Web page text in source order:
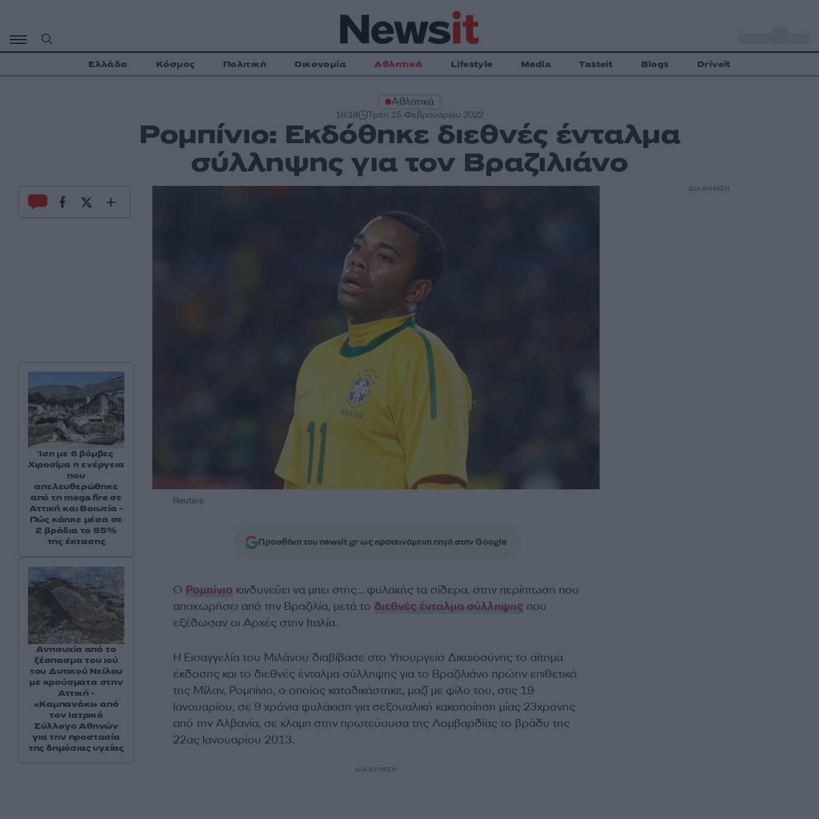
περιεχόμενο
Ελλάδα Κόσμος Πολιτική Οικονομία Αθλητικά Lifestyle Media Tasteit Blogs Driveit
Αθλητικά
16:18 Τρίτη 15 Φεβρουαρίου 2022
Ρομπίνιο: Εκδόθηκε διεθνές ένταλμα
σύλληψης για τον Βραζιλιάνο
Reuters
Προσθήκη του newsit.gr ως προτεινόμενη πηγή στην Google
Ο Ρομπίνιο κινδυνεύει να μπει στης… φυλακής τα σίδερα, στην περίπτωση που
αποχωρήσει από την Βραζιλία, μετά το διεθνές ένταλμα σύλληψης που
εξέδωσαν οι Αρχές στην Ιταλία.
Η Εισαγγελία του Μιλάνου διαβίβασε στο Υπουργείο Δικαιοσύνης το αίτημα
έκδοσης και το διεθνές ένταλμα σύλληψης για το Βραζιλιάνο πρώην επιθετικό
της Μίλαν, Ρομπίνιο, ο οποίος καταδικάστηκε, μαζί με φίλο του, στις 19
Ιανουαρίου, σε 9 χρόνια φυλάκιση για σεξουαλική κακοποίηση μίας 23χρονης
από την Αλβανία, σε κλαμπ στην πρωτεύουσα της Λομβαρδίας το βράδυ της
22ας Ιανουαρίου 2013.
ΔΙΑΦΗΜΙΣΗ
Ίση με 6 βόμβες
Χιροσίμα η ενέργεια
που
απελευθερώθηκε
από τη mega fire σε
Αττική και Βοιωτία -
Πώς κάηκε μέσα σε
2 βράδια το 55%
της έκτασης
Ανησυχία από το
ξέσπασμα του ιού
του Δυτικού Νείλου
με κρούσματα στην
Αττική -
«Καμπανάκι» από
τον Ιατρικό
Σύλλογο Αθηνών
για την προστασία
της δημόσιας υγείας
ΔΙΑΦΗΜΙΣΗ